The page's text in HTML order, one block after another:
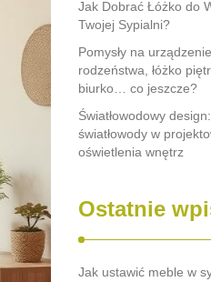
Jak Dobrać Łóżko do
Twojej Sypialni?
Pomysły na
rodzeństwa, łóżko
biurko… co jeszcze?
Światłowodowy
światłowody w
oświetlenia wnętrz
Ostatnie
Jak ustawić meble w